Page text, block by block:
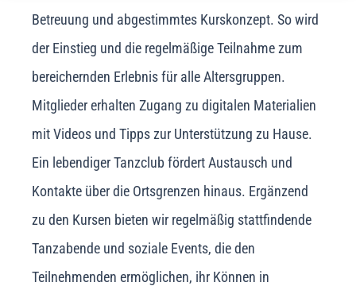
Betreuung und abgestimmtes Kurskonzept. So wird
der Einstieg und die regelmäßige Teilnahme zum
bereichernden Erlebnis für alle Altersgruppen.
Mitglieder erhalten Zugang zu digitalen Materialien
mit Videos und Tipps zur Unterstützung zu Hause.
Ein lebendiger Tanzclub fördert Austausch und
Kontakte über die Ortsgrenzen hinaus. Ergänzend
zu den Kursen bieten wir regelmäßig stattfindende
Tanzabende und soziale Events, die den
Teilnehmenden ermöglichen, ihr Können in